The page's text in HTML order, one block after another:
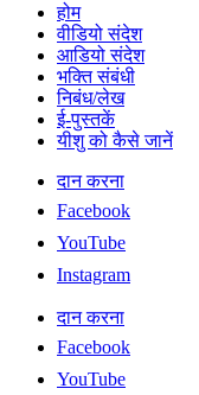
होम
वीडियो संदेश
आडियो संदेश
भक्ति संबंधी
निबंध/लेख
ई-पुस्तकें
यीशु को कैसे जानें
दान करना
Facebook
YouTube
Instagram
दान करना
Facebook
YouTube